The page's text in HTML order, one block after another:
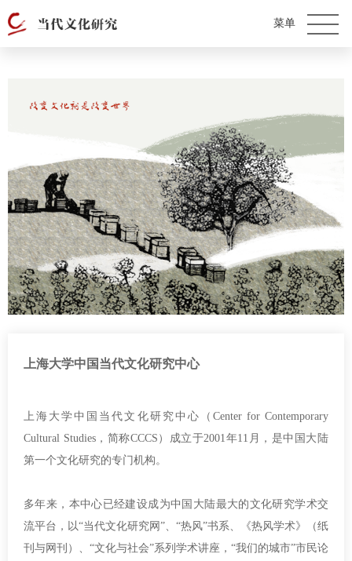
上海大学中国当代文化研究中心
上海大学中国当代文化研究中心（Center for Contemporary
Cultural Studies，简称CCCS）成立于2001年11月，是中国大陆
第一个文化研究的专门机构。
多年来，本中心已经建设成为中国大陆最大的文化研究学术交
流平台，以“当代文化研究网”、“热风”书系、《热风学术》（纸
刊与网刊）、“文化与社会”系列学术讲座，“我们的城市”市民论